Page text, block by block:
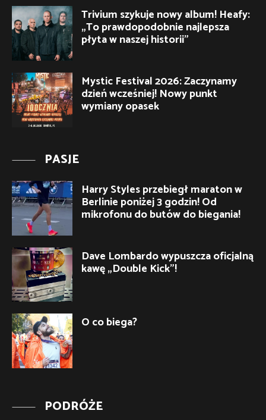
Trivium szykuje nowy album! Heafy:
„To prawdopodobnie najlepsza
płyta w naszej historii”
Mystic Festival 2026: Zaczynamy
dzień wcześniej! Nowy punkt
wymiany opasek
PASJE
Harry Styles przebiegł maraton w
Berlinie poniżej 3 godzin! Od
mikrofonu do butów do biegania!
Dave Lombardo wypuszcza oficjalną
kawę „Double Kick”!
O co biega?
PODRÓŻE